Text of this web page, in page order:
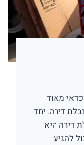
מאוד
דירה. יחד
דירה היא
להגיע